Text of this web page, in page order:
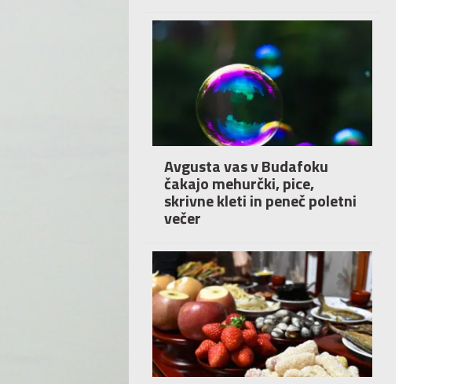
Avgusta vas v Budafoku
čakajo mehurčki, pice,
skrivne kleti in peneč poletni
večer